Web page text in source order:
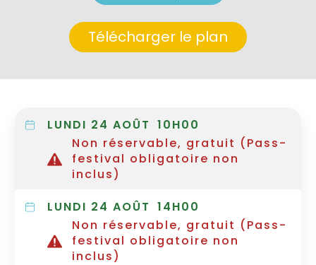
Télécharger le plan
LUNDI 24 AOÛT 10H00
Non réservable, gratuit (Pass-
festival obligatoire non
inclus)
LUNDI 24 AOÛT 14H00
Non réservable, gratuit (Pass-
festival obligatoire non
inclus)